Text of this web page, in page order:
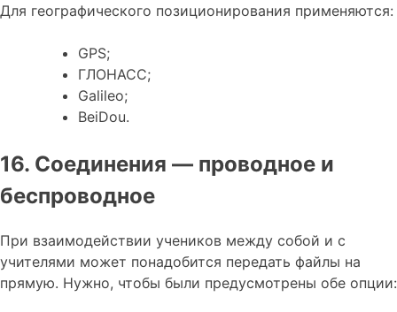
Для географического позиционирования применяются:
GPS;
ГЛОНАСС;
Galileo;
BeiDou.
16. Соединения — проводное и
беспроводное
При взаимодействии учеников между собой и с
учителями может понадобится передать файлы на
прямую. Нужно, чтобы были предусмотрены обе опции: